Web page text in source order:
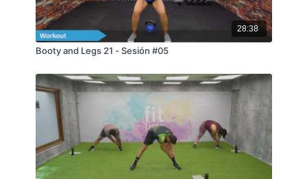
28:38
Booty and Legs 21 - Sesión #05